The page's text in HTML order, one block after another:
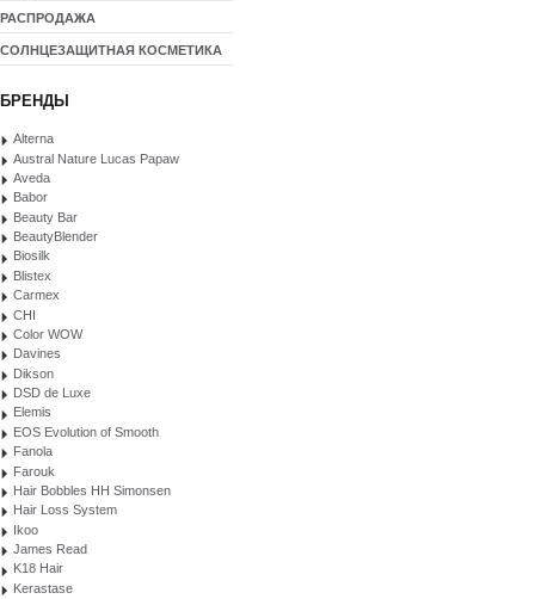
РАСПРОДАЖА
СОЛНЦЕЗАЩИТНАЯ КОСМЕТИКА
БРЕНДЫ
Alterna
Austral Nature Lucas Papaw
Aveda
Babor
Beauty Bar
BeautyBlender
Biosilk
Blistex
Carmex
CHI
Color WOW
Davines
Dikson
DSD de Luxe
Elemis
EOS Evolution of Smooth
Fanola
Farouk
Hair Bobbles HH Simonsen
Hair Loss System
Ikoo
James Read
K18 Hair
Kerastase